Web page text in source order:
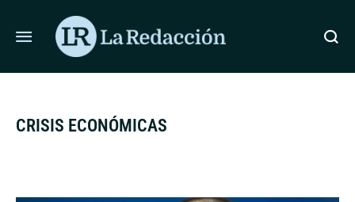
ÚLTIMAS NOTICIASCOMIENZA LA FERIA DE EDITORES 2026
CRISIS ECONÓMICAS